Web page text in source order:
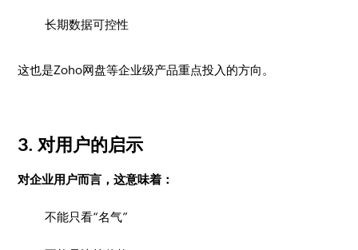
长期数据可控性
这也是Zoho网盘等企业级产品重点投入的方向。
3. 对用户的启示
对企业用户而言，这意味着：
不能只看“名气”